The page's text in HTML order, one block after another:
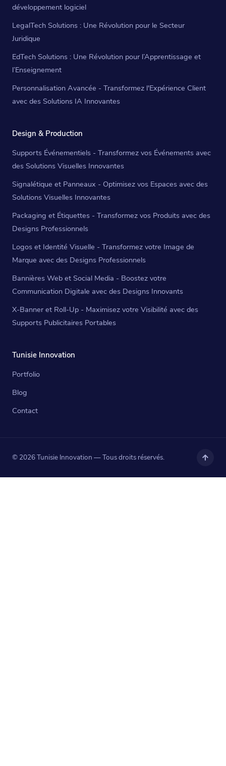
développement logiciel
LegalTech Solutions : Une Révolution pour le Secteur
Juridique
EdTech Solutions : Une Révolution pour l’Apprentissage et
l’Enseignement
Personnalisation Avancée - Transformez l'Expérience Client
avec des Solutions IA Innovantes
Design & Production
Supports Événementiels - Transformez vos Événements avec
des Solutions Visuelles Innovantes
Signalétique et Panneaux - Optimisez vos Espaces avec des
Solutions Visuelles Innovantes
Packaging et Étiquettes - Transformez vos Produits avec des
Designs Professionnels
Logos et Identité Visuelle - Transformez votre Image de
Marque avec des Designs Professionnels
Bannières Web et Social Media - Boostez votre
Communication Digitale avec des Designs Innovants
X-Banner et Roll-Up - Maximisez votre Visibilité avec des
Supports Publicitaires Portables
Tunisie Innovation
Portfolio
Blog
Contact
© 2026 Tunisie Innovation — Tous droits réservés.
Haut